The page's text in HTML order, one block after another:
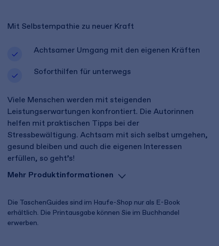
Mit Selbstempathie zu neuer Kraft
Achtsamer Umgang mit den eigenen Kräften
Soforthilfen für unterwegs
Viele Menschen werden mit steigenden
Leistungserwartungen konfrontiert. Die Autorinnen
helfen mit praktischen Tipps bei der
Stressbewältigung. Achtsam mit sich selbst umgehen,
gesund bleiben und auch die eigenen Interessen
erfüllen, so geht’s!
Mehr Produktinformationen
Die TaschenGuides sind im Haufe-Shop nur als E-Book
erhältlich. Die Printausgabe können Sie im Buchhandel
erwerben.